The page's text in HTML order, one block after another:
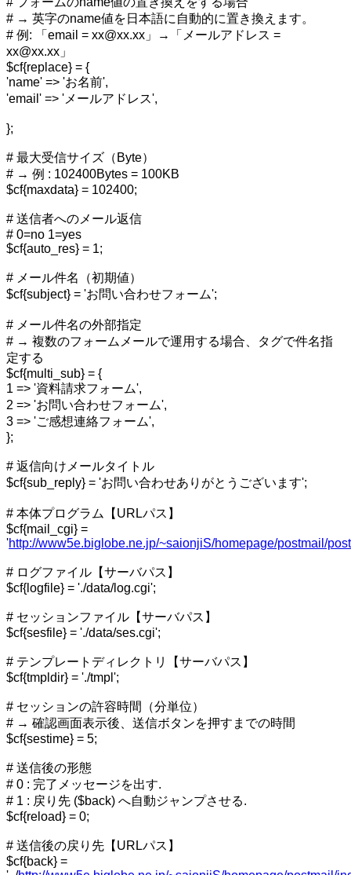
# → 英字のname値を日本語に自動的に置き換えます。
# 例: 「email = xx@xx.xx」→「メールアドレス =
xx@xx.xx」
$cf{replace} = {
'name' => 'お名前',
'email' => 'メールアドレス',
};
# 最大受信サイズ（Byte）
# → 例 : 102400Bytes = 100KB
$cf{maxdata} = 102400;
# 送信者へのメール返信
# 0=no 1=yes
$cf{auto_res} = 1;
# メール件名（初期値）
$cf{subject} = 'お問い合わせフォーム';
# メール件名の外部指定
# → 複数のフォームメールで運用する場合、タグで件名指
定する
$cf{multi_sub} = {
1 => '資料請求フォーム',
2 => 'お問い合わせフォーム',
3 => 'ご感想連絡フォーム',
};
# 返信向けメールタイトル
$cf{sub_reply} = 'お問い合わせありがとうございます';
# 本体プログラム【URLパス】
$cf{mail_cgi} =
'http://www5e.biglobe.ne.jp/~saionjiS/homepage/postmail/
# ログファイル【サーバパス】
$cf{logfile} = './data/log.cgi';
# セッションファイル【サーバパス】
$cf{sesfile} = './data/ses.cgi';
# テンプレートディレクトリ【サーバパス】
$cf{tmpldir} = './tmpl';
# セッションの許容時間（分単位）
# → 確認画面表示後、送信ボタンを押すまでの時間
$cf{sestime} = 5;
# 送信後の形態
# 0 : 完了メッセージを出す.
# 1 : 戻り先 ($back) へ自動ジャンプさせる.
$cf{reload} = 0;
# 送信後の戻り先【URLパス】
$cf{back} =